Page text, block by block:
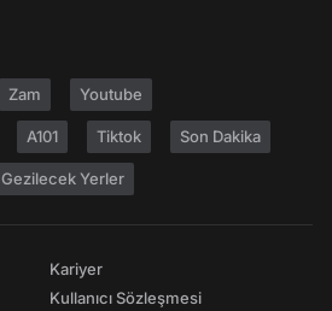
Zam Youtube
A101 Tiktok Son Dakika
Gezilecek Yerler
Kariyer
Kullanıcı Sözleşmesi